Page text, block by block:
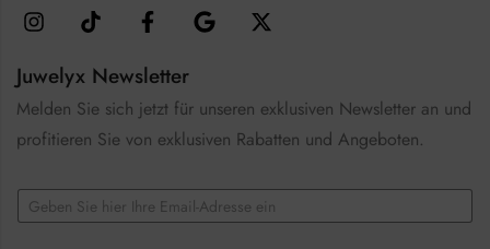
Juwelyx Newsletter
Melden Sie sich jetzt für unseren exklusiven Newsletter an und
profitieren Sie von exklusiven Rabatten und Angeboten.
E
m